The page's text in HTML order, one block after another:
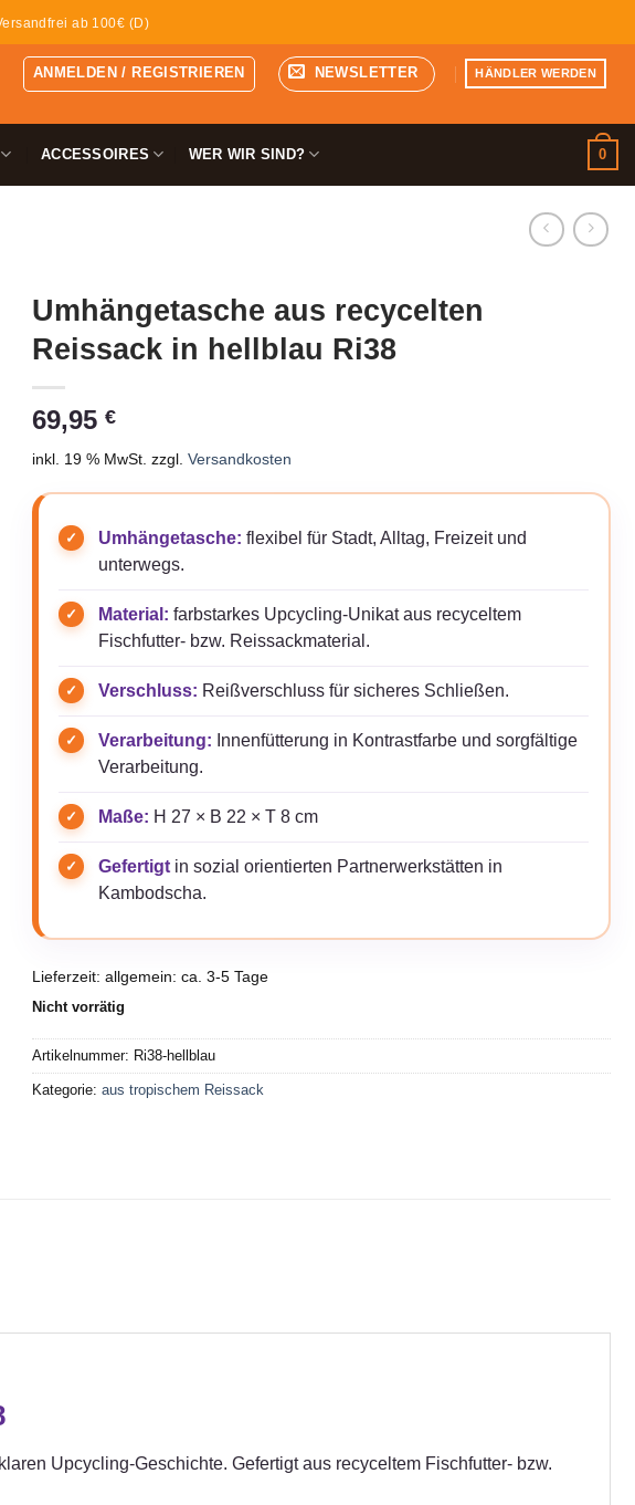
ab 100€ (D)
ANMELDEN / REGISTRIEREN NEWSLETTER HÄNDLER WERDEN
ACCESSOIRES WER WIR SIND? 0
Umhängetasche aus recycelten
Reissack in hellblau Ri38
69,95 €
inkl. 19 % MwSt. zzgl. Versandkosten
Umhängetasche: flexibel für Stadt, Alltag, Freizeit und
unterwegs.
Material: farbstarkes Upcycling-Unikat aus recyceltem
Fischfutter- bzw. Reissackmaterial.
Verschluss: Reißverschluss für sicheres Schließen.
Verarbeitung: Innenfütterung in Kontrastfarbe und sorgfältige
Verarbeitung.
Maße: H 27 × B 22 × T 8 cm
Gefertigtin sozial orientierten Partnerwerkstätten in
Kambodscha.
Lieferzeit: allgemein: ca. 3-5 Tage
Nicht vorrätig
Artikelnummer: Ri38-hellblau
Kategorie: aus tropischem Reissack
Upcycling-Geschichte. Gefertigt aus recyceltem Fischfutter- bzw.